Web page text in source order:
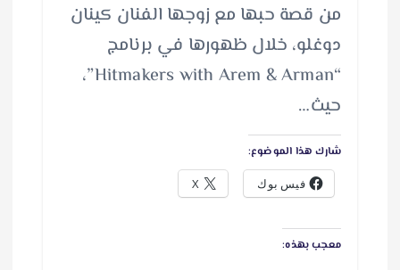
من قصة حبها مع زوجها الفنان كينان
دوغلو، خلال ظهورها في برنامج
“Hitmakers with Arem & Arman”،
حيث…
شارك هذا الموضوع:
فيس بوك X
معجب بهذه: